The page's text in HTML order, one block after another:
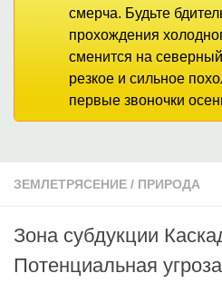
смерча. Будьте
прохождения
сменится на
резкое и сильное
первые звоночки
ЗЕМЛЕТРЯСЕНИЕ / ПРИРОДА
Зона субдукции
Потенциальная